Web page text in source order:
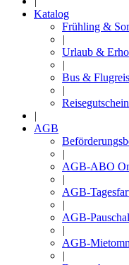
Katalog
Frühling &
|
Urlaub &
|
Bus &
|
Reisegutschein
|
AGB
|
AGB-ABO
|
AGB-
|
AGB-
|
AGB-
|